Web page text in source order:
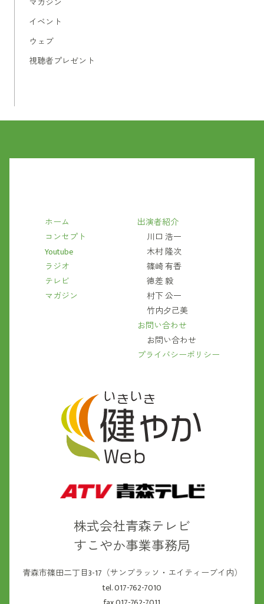
イベント
ウェブ
視聴者プレゼント
株式会社青森テレビ
すこやか事業事務局
青森市篠田二丁目3-17（サンブラッソ・エイティーブイ内）
tel. 017-762-7010
ホーム
コンセプト
Youtube
ラジオ
テレビ
マガジン
出演者紹介
川口 浩一
木村 隆次
篠崎 有香
徳差 毅
村下 公一
竹内夕己美
お問い合わせ
お問い合わせ
プライバシーポリシー